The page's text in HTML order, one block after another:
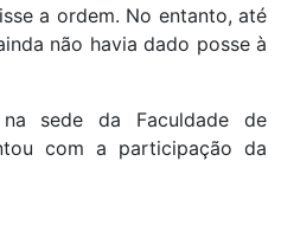
a ordem. No entanto, até
não havia dado posse à
sede da Faculdade de
com a participação da